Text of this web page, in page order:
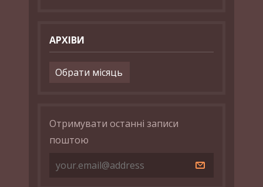
АРХІВИ
Архіви
Отримувати останні записи
поштою